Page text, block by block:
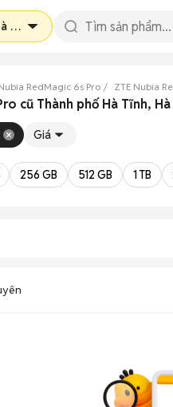
Tĩnh
RedMagic 6s Pro ZTE Nubia
cũ Thành phố Hà Tĩnh,
Giá
256 GB 512 GB 1 TB